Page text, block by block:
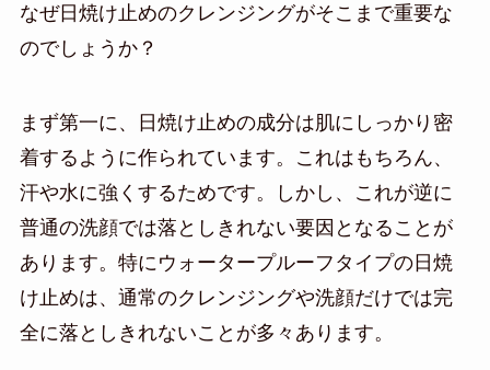
なぜ日焼け止めのクレンジングがそこまで重要な
のでしょうか？
まず第一に、日焼け止めの成分は肌にしっかり密
着するように作られています。これはもちろん、
汗や水に強くするためです。しかし、これが逆に
普通の洗顔では落としきれない要因となることが
あります。特にウォータープルーフタイプの日焼
け止めは、通常のクレンジングや洗顔だけでは完
全に落としきれないことが多々あります。